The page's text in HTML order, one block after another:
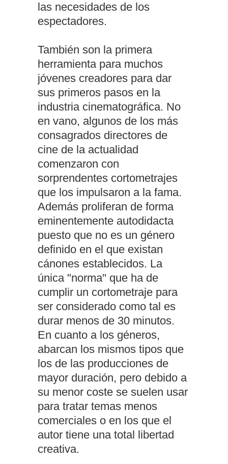
las necesidades de los
espectadores.
También son la primera
herramienta para muchos
jóvenes creadores para dar
sus primeros pasos en la
industria cinematográfica. No
en vano, algunos de los más
consagrados directores de
cine de la actualidad
comenzaron con
sorprendentes cortometrajes
que los impulsaron a la fama.
Además proliferan de forma
eminentemente autodidacta
puesto que no es un género
definido en el que existan
cánones establecidos. La
única "norma" que ha de
cumplir un cortometraje para
ser considerado como tal es
durar menos de 30 minutos.
En cuanto a los géneros,
abarcan los mismos tipos que
los de las producciones de
mayor duración, pero debido a
su menor coste se suelen usar
para tratar temas menos
comerciales o en los que el
autor tiene una total libertad
creativa.